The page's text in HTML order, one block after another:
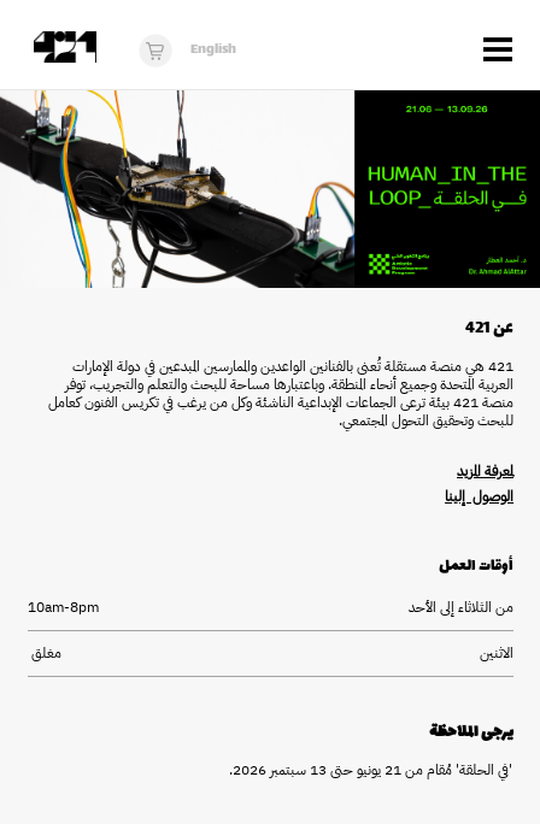
الزوار
عن 421
البرنامج
دكان421
برنامج استوديو الناشئة
عن421
421 هي منصة مستقلة تُعنى بالفنانين الواعدين والممارسين المبدعين في دولة الإمارات
العربية المتحدة وجميع أنحاء المنطقة. وباعتبارها مساحة للبحث والتعلم والتجريب، توفر
منصة 421 بيئة ترعى الجماعات الإبداعية الناشئة وكل من يرغب في تكريس الفنون كعامل
للبحث وتحقيق التحول المجتمعي.
لمعرفة المزيد
الوصول إلينا
أوقات العمل
من الثلاثاء إلى الأحد 10am-8pm
الاثنين مغلق
يرجى الملاحظة
.في الحلقة' مُقام من 21 يونيو حتى 13 سبتمبر 2026'
English